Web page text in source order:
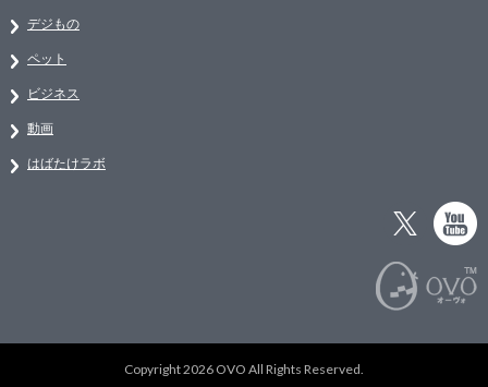
デジもの
ペット
ビジネス
動画
はばたけラボ
Copyright 2026 OVO All Rights Reserved.